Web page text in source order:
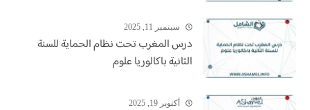
سبتمبر 11, 2025
درس المغرب تحت نظام الحماية للسنة
الثانية باكالوريا علوم
أكتوبر 19, 2025